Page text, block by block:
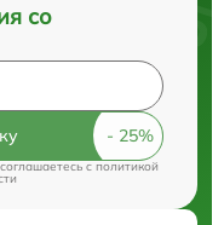
со
cполитикой